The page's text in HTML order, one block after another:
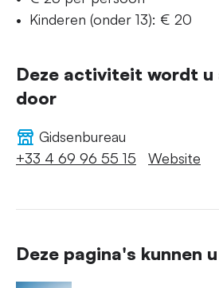
Kinderen (onder 13): € 20
Deze activiteit wordt u
door
Gidsenbureau
+33 4 69 96 55 15
Website
Deze pagina's kunnen